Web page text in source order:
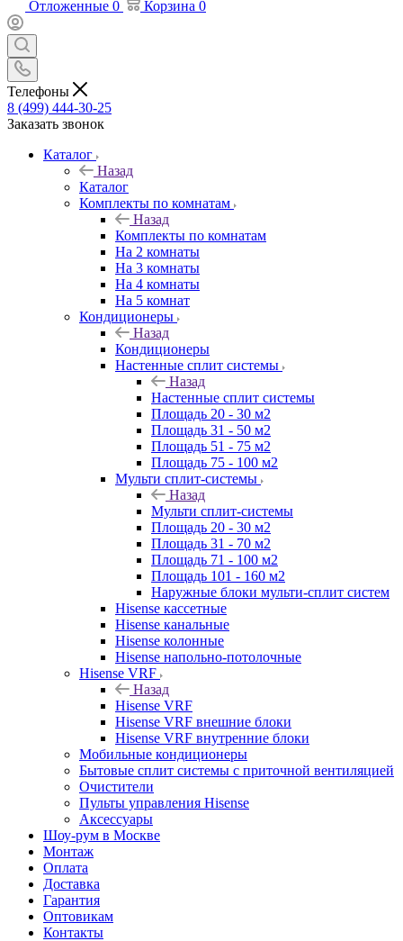
Отложенные 0 Корзина 0
Телефоны
8 (499) 444-30-25
Заказать звонок
Каталог
Назад
Каталог
Комплекты по комнатам
Назад
Комплекты по комнатам
На 2 комнаты
На 3 комнаты
На 4 комнаты
На 5 комнат
Кондиционеры
Назад
Кондиционеры
Настенные сплит системы
Назад
Настенные сплит системы
Площадь 20 - 30 м2
Площадь 31 - 50 м2
Площадь 51 - 75 м2
Площадь 75 - 100 м2
Мульти сплит-системы
Назад
Мульти сплит-системы
Площадь 20 - 30 м2
Площадь 31 - 70 м2
Площадь 71 - 100 м2
Площадь 101 - 160 м2
Наружные блоки мульти-сплит систем
Hisense кассетные
Hisense канальные
Hisense колонные
Hisense напольно-потолочные
Hisense VRF
Назад
Hisense VRF
Hisense VRF внешние блоки
Hisense VRF внутренние блоки
Мобильные кондиционеры
Бытовые сплит системы с приточной вентиляцией
Очистители
Пульты управления Hisense
Аксессуары
Шоу-рум в Москве
Монтаж
Оплата
Доставка
Гарантия
Оптовикам
Контакты